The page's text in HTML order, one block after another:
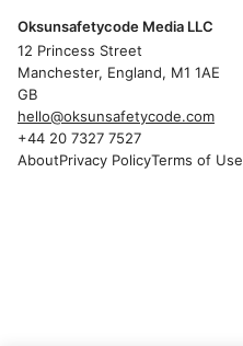
Oksunsafetycode Media LLC
12 Princess Street
Manchester, England, M1 1AE
GB
hello@oksunsafetycode.com
+44 20 7327 7527
AboutPrivacy PolicyTerms of Use